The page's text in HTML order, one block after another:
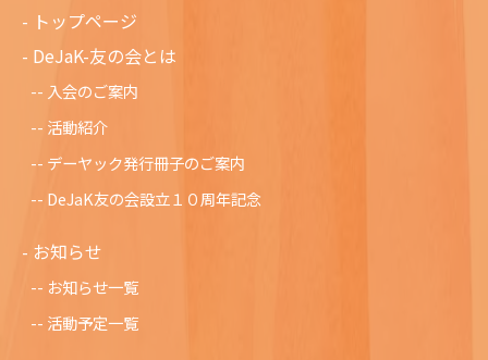
トップページ
DeJaK-友の会とは
入会のご案内
活動紹介
デーヤック発行冊子のご案内
DeJaK友の会設立１０周年記念
お知らせ
お知らせ一覧
活動予定一覧